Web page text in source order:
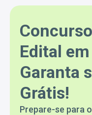
Edital
Garanta
Grátis!
Prepare-se para